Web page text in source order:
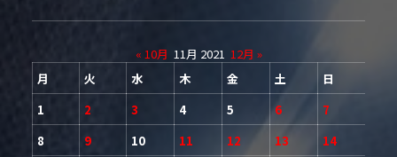
« 10月 11月 2021 12月 »
月
火 水 木 金 土
日
1
2 3 4 5 6
7
8
9 10 11 12 13
14